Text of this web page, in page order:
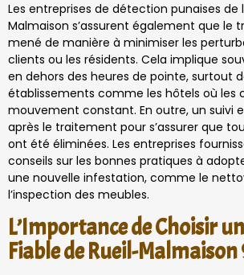
Les entreprises de détection punaises de
Malmaison s’assurent également que le
mené de manière à minimiser les
clients ou les résidents. Cela implique
en dehors des heures de pointe, surtout
établissements comme les hôtels où les
mouvement constant. En outre, un suivi
après le traitement pour s’assurer que
ont été éliminées. Les entreprises
conseils sur les bonnes pratiques à
une nouvelle infestation, comme le
l’inspection des meubles.
L’Importance de Choisir
Fiable de Rueil-